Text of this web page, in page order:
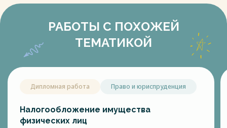
РАБОТЫ С ПОХОЖЕЙ
ТЕМАТИКОЙ
Дипломная работа Право и юриспруденция
Налогообложение имущества
физических лиц